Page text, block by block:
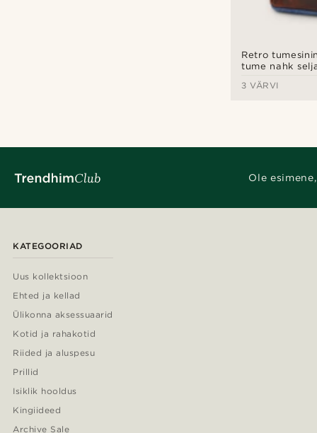
Retro
tume nahk
3 VÄRVI
Ole
KATEGOORIAD
Uus kollektsioon
Ehted ja kellad
Ülikonna aksessuaarid
Kotid ja rahakotid
Riided ja aluspesu
Prillid
Isiklik hooldus
Kingiideed
Archive Sale